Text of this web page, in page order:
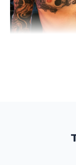
Gentle Ink Tattoo・